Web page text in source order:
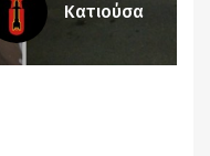
Κατιούσα